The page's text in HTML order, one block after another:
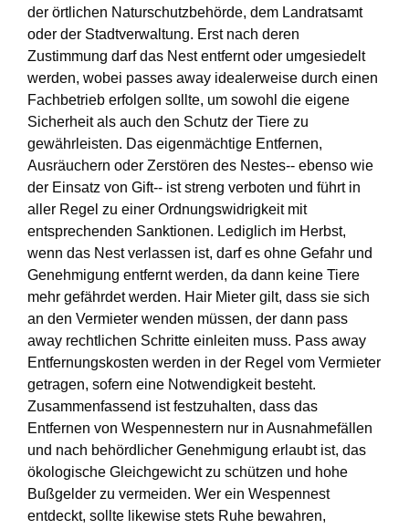
der örtlichen Naturschutzbehörde, dem Landratsamt
oder der Stadtverwaltung. Erst nach deren
Zustimmung darf das Nest entfernt oder umgesiedelt
werden, wobei passes away idealerweise durch einen
Fachbetrieb erfolgen sollte, um sowohl die eigene
Sicherheit als auch den Schutz der Tiere zu
gewährleisten. Das eigenmächtige Entfernen,
Ausräuchern oder Zerstören des Nestes-- ebenso wie
der Einsatz von Gift-- ist streng verboten und führt in
aller Regel zu einer Ordnungswidrigkeit mit
entsprechenden Sanktionen. Lediglich im Herbst,
wenn das Nest verlassen ist, darf es ohne Gefahr und
Genehmigung entfernt werden, da dann keine Tiere
mehr gefährdet werden. Hair Mieter gilt, dass sie sich
an den Vermieter wenden müssen, der dann pass
away rechtlichen Schritte einleiten muss. Pass away
Entfernungskosten werden in der Regel vom Vermieter
getragen, sofern eine Notwendigkeit besteht.
Zusammenfassend ist festzuhalten, dass das
Entfernen von Wespennestern nur in Ausnahmefällen
und nach behördlicher Genehmigung erlaubt ist, das
ökologische Gleichgewicht zu schützen und hohe
Bußgelder zu vermeiden. Wer ein Wespennest
entdeckt, sollte likewise stets Ruhe bewahren,